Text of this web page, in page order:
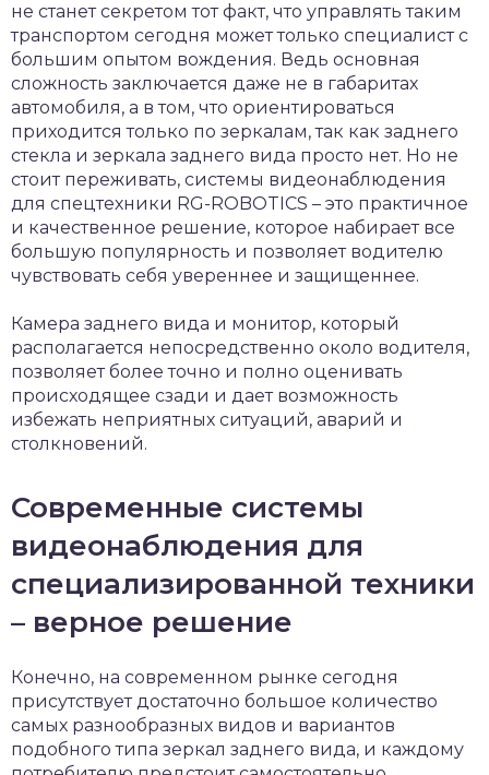
не станет секретом тот факт, что управлять таким
транспортом сегодня может только специалист с
большим опытом вождения. Ведь основная
сложность заключается даже не в габаритах
автомобиля, а в том, что ориентироваться
приходится только по зеркалам, так как заднего
стекла и зеркала заднего вида просто нет. Но не
стоит переживать, системы видеонаблюдения
для спецтехники RG-ROBOTICS – это практичное
и качественное решение, которое набирает все
большую популярность и позволяет водителю
чувствовать себя увереннее и защищеннее.
Камера заднего вида и монитор, который
располагается непосредственно около водителя,
позволяет более точно и полно оценивать
происходящее сзади и дает возможность
избежать неприятных ситуаций, аварий и
столкновений.
Современные системы
видеонаблюдения для
специализированной техники
– верное решение
Конечно, на современном рынке сегодня
присутствует достаточно большое количество
самых разнообразных видов и вариантов
подобного типа зеркал заднего вида, и каждому